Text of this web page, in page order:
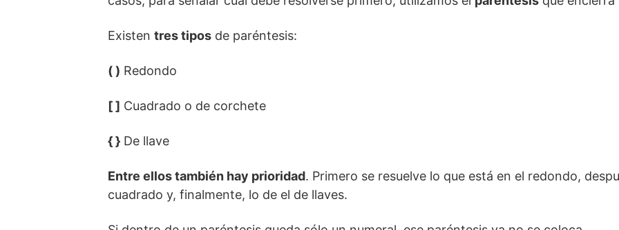
Existen tres tipos de paréntesis:
( ) Redondo
[ ] Cuadrado o de corchete
{ } De llave
Entre ellos también hay prioridad. Primero se resuelve lo que está en el redondo,
cuadrado y, finalmente, lo de el de llaves.